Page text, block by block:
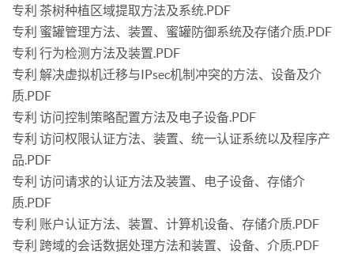
专利 茶树种植区域提取方法及系统.PDF
专利 蜜罐管理方法、装置、蜜罐防御系统及存储介质.PDF
专利 行为检测方法及装置.PDF
专利 解决虚拟机迁移与IPsec机制冲突的方法、设备及介
质.PDF
专利 访问控制策略配置方法及电子设备.PDF
专利 访问权限认证方法、装置、统一认证系统以及程序产
品.PDF
专利 访问请求的认证方法及装置、电子设备、存储介
质.PDF
专利 账户认证方法、装置、计算机设备、存储介质.PDF
专利 跨域的会话数据处理方法和装置、设备、介质.PDF